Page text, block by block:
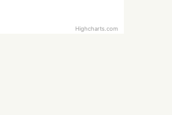
Highcharts.com